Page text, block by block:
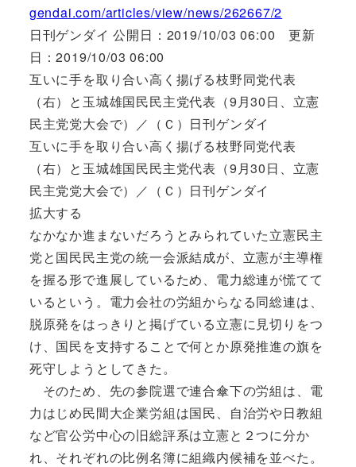
gendai.com/articles/view/news/262667/2
日刊ゲンダイ 公開日：2019/10/03 06:00 更新
日：2019/10/03 06:00
互いに手を取り合い高く揚げる枝野同党代表
（右）と玉城雄国民民主党代表（9月30日、立憲
民主党党大会で）／（Ｃ）日刊ゲンダイ
互いに手を取り合い高く揚げる枝野同党代表
（右）と玉城雄国民民主党代表（9月30日、立憲
民主党党大会で）／（Ｃ）日刊ゲンダイ
拡大する
なかなか進まないだろうとみられていた立憲民主
党と国民民主党の統一会派結成が、立憲が主導権
を握る形で進展しているため、電力総連が慌てて
いるという。電力会社の労組からなる同総連は、
脱原発をはっきりと掲げている立憲に見切りをつ
け、国民を支持することで何とか原発推進の旗を
死守しようとしてきた。
そのため、先の参院選で連合傘下の労組は、電
力はじめ民間大企業労組は国民、自治労や日教組
など官公労中心の旧総評系は立憲と２つに分か
れ、それぞれの比例名簿に組織内候補を並べた。